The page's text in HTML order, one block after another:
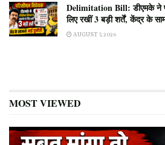
Delimitation Bill: डीएमके ने
लिए रखीं 3 बड़ी शर्तें, केंद्र के
AUGUST 7, 2026
MOST VIEWED